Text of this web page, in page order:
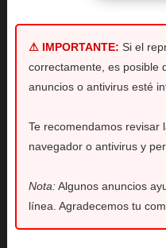
⚠ IMPORTANTE: Si el
correctamente, es posible
anuncios o antivirus esté
Te recomendamos revisar
navegador o antivirus y
Nota:Algunos anuncios
línea. Agradecemos tu